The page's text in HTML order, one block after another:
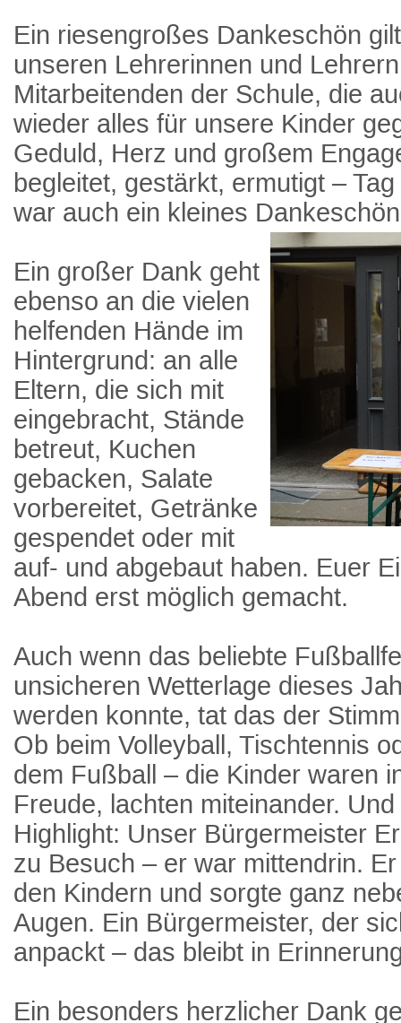
Ein riesengroßes Dankeschön
unseren Lehrerinnen und
Mitarbeitenden der Schule, die
wieder alles für unsere Kinder
Geduld, Herz und großem
begleitet, gestärkt, ermutigt –
war auch ein kleines
Ein großer Dank geht
ebenso an die vielen
helfenden Hände im
Hintergrund: an alle
Eltern, die sich mit
eingebracht, Stände
betreut, Kuchen
gebacken, Salate
vorbereitet, Getränke
gespendet oder mit
auf- und abgebaut haben. Euer
Abend erst möglich gemacht.
Auch wenn das beliebte
unsicheren Wetterlage dieses
werden konnte, tat das der
Ob beim Volleyball, Tischtennis
dem Fußball – die Kinder waren
Freude, lachten miteinander.
Highlight: Unser Bürgermeister
zu Besuch – er war mittendrin.
den Kindern und sorgte ganz
Augen. Ein Bürgermeister, der
anpackt – das bleibt in
Ein besonders herzlicher Dank